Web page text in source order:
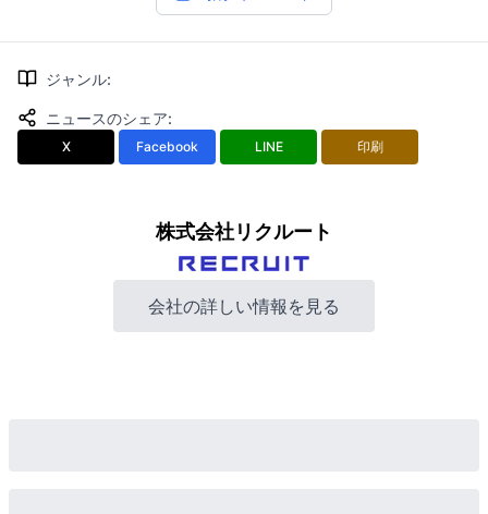
ジャンル:
ニュースのシェア:
X Facebook LINE 印刷
株式会社リクルート
会社の詳しい情報を見る